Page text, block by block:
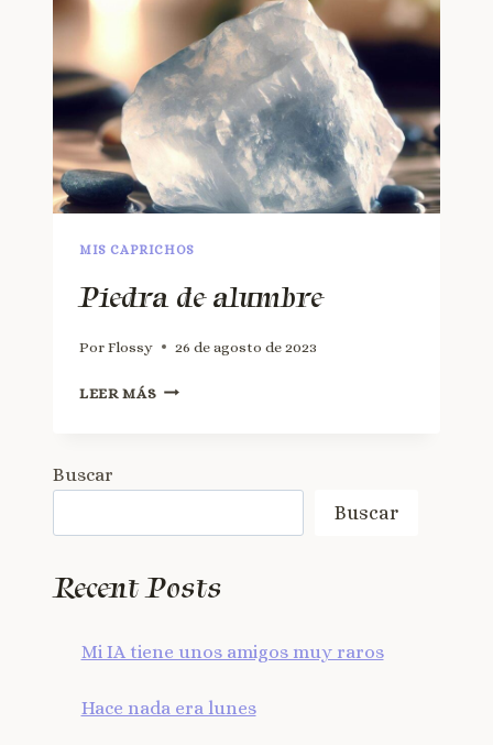
MIS CAPRICHOS
Piedra de alumbre
Por Flossy 26 de agosto de 2023
LEER MÁS
Buscar
Buscar
Recent Posts
Mi IA tiene unos amigos muy raros
Hace nada era lunes